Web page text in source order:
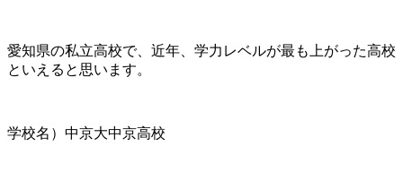
愛知県の私立高校で、近年、学力レベルが最も上がった高校
といえると思います。
学校名）中京大中京高校